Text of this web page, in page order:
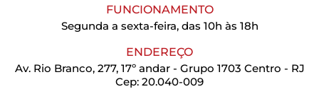
FUNCIONAMENTO
Segunda a sexta-feira, das 10h às 18h
ENDEREÇO
Av. Rio Branco, 277, 17º andar - Grupo 1703 Centro - RJ
Cep: 20.040-009